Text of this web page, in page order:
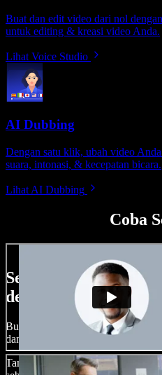
Buat dan edit video dari nol
untuk editing & kreasi video Anda.
Lihat Voice Studio
AI Dubbing
Dengan satu klik, ubah video
suara, intonasi, & kecepatan bicara.
Lihat AI Dubbing
Coba
Sedikit contoh hal
dengan Speechify
Buat voice over, tambah gambar,
dan kloning suara untuk proyek
Tanpa kurva belajar, semua dari